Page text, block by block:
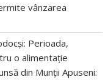
vânzarea
Perioada,
o alimentație
din Munții Apuseni: